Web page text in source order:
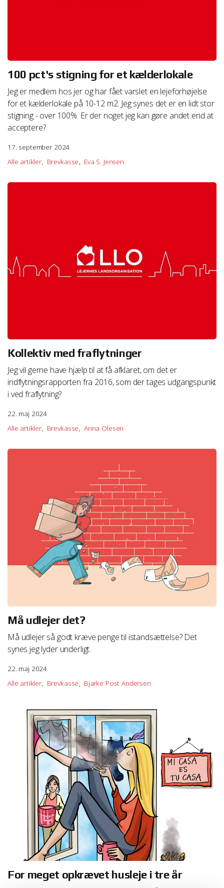
100 pct's stigning for et kælderlokale
Jeg er medlem hos jer og har fået varslet en lejeforhøjelse
for et kælderlokale på 10-12 m2. Jeg synes det er en lidt stor
stigning - over 100%. Er der noget jeg kan gøre andet end at
acceptere?
17. september 2024
Alle artikler
Brevkasse Eva S. Jensen
Kollektiv med fraflytninger
Jeg vil gerne have hjælp til at få afklaret, om det er
indflytningsrapporten fra 2016, som der tages udgangspunkt
i ved fraflytning?
22. maj 2024
Alle artikler
Brevkasse Anna Olesen
Må udlejer det?
Må udlejer så godt kræve penge til istandsættelse? Det
synes jeg lyder underligt.
22. maj 2024
Alle artikler
Brevkasse Bjarke Post Andersen
For meget opkrævet husleje i tre år